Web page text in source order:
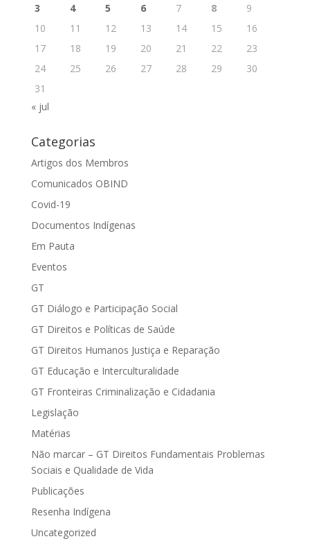
3
4 5 6 7 8
9
10
11 12 13 14 15
16
17
18 19 20 21 22
23
24
25 26 27 28 29
30
31
« jul
Categorias
Artigos dos Membros
Comunicados OBIND
Covid-19
Documentos Indígenas
Em Pauta
Eventos
GT
GT Diálogo e Participação Social
GT Direitos e Políticas de Saúde
GT Direitos Humanos Justiça e Reparação
GT Educação e Interculturalidade
GT Fronteiras Criminalização e Cidadania
Legislação
Matérias
Não marcar – GT Direitos Fundamentais Problemas
Sociais e Qualidade de Vida
Publicações
Resenha Indígena
Uncategorized